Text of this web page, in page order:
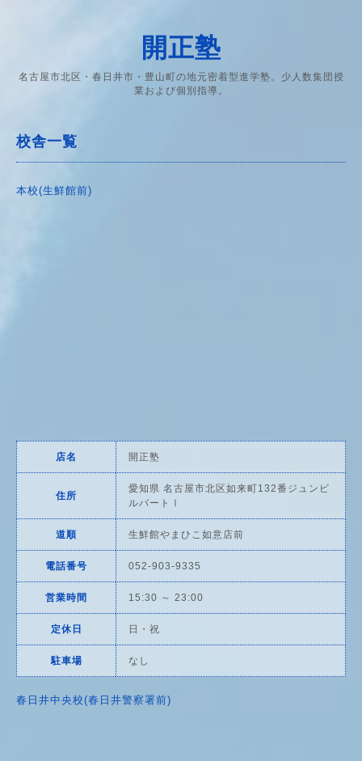
開正塾
名古屋市北区・春日井市・豊山町の地元密着型進学塾。少人数集団授
業および個別指導。
校舎一覧
本校(生鮮館前)
店名 開正塾
住所
愛知県 名古屋市北区如来町132番ジュンビ
ルパートⅠ
道順 生鮮館やまひこ如意店前
電話番号 052-903-9335
営業時間 15:30 ～ 23:00
定休日 日・祝
駐車場 なし
春日井中央校(春日井警察署前)